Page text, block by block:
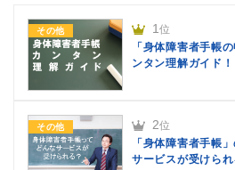
その他 1 位
「身体障害者手帳
ンタン理解ガイド！
その他 2位
「身体障害者手帳
サービスが受けられ